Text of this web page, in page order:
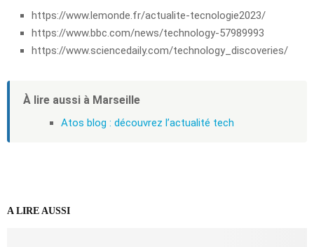
https://www.lemonde.fr/actualite-tecnologie2023/
https://www.bbc.com/news/technology-57989993
https://www.sciencedaily.com/technology_discoveries/
À lire aussi à Marseille
Atos blog : découvrez l’actualité tech
A LIRE AUSSI